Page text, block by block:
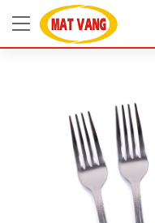
Trang chủ Tất Cả Sản Phẩm
Sản phẩm Inox khác